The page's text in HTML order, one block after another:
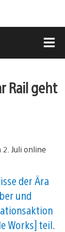
Rail geht
der Ära
und
Works] teil.